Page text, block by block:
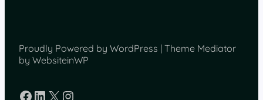
Proudly Powered by WordPress | Theme Mediator
by WebsiteinWP
Facebook
LinkedIn
X Instagram